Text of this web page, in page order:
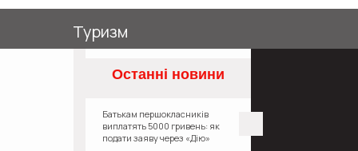
Туризм
Останні новини
Батькам першокласників
виплатять 5000 гривень: як
подати заяву через «Дію»